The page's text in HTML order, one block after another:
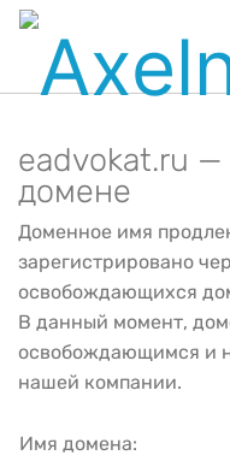
eadvokat.ru
домене
Доменное имя
зарегистрировано
освобождающихся
В данный момент,
освобождающимся и
нашей компании.
Имя домена: